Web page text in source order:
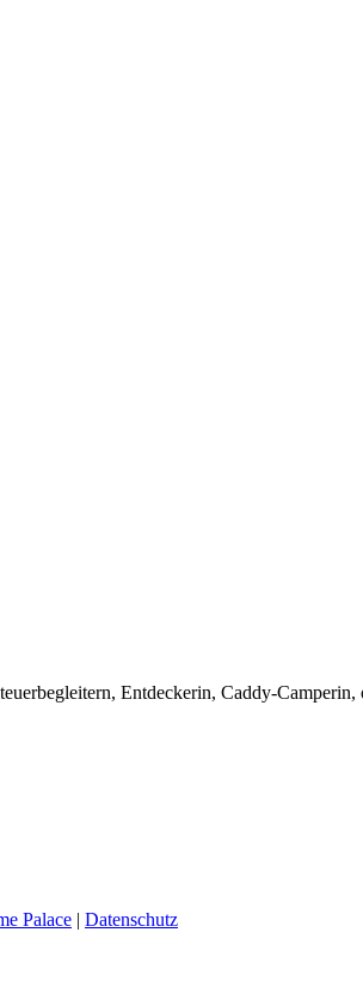
Entdeckerin, Caddy-
Palace | Datenschutz